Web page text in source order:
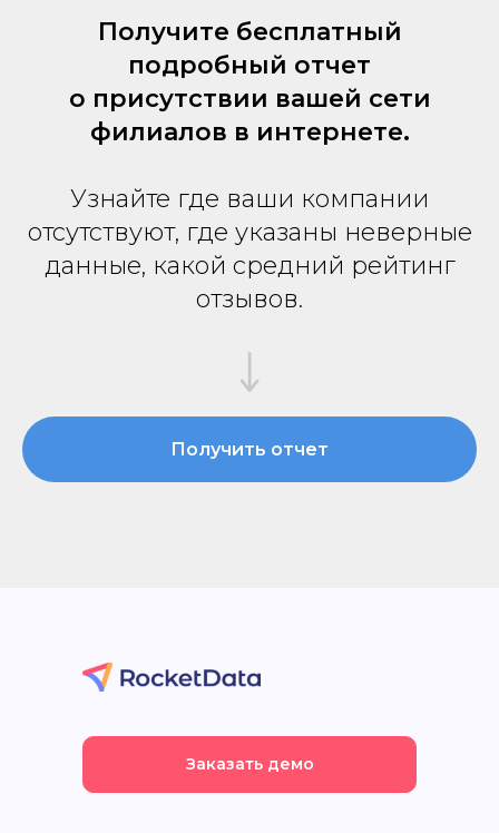
Получите бесплатный
подробный отчет
о присутствии вашей сети
филиалов в интернете.
Узнайте где ваши компании
отсутствуют, где указаны неверные
данные, какой средний рейтинг
отзывов.
Получить отчет
Заказать демо